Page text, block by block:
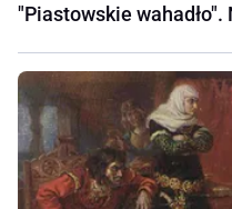
"Piastowskie